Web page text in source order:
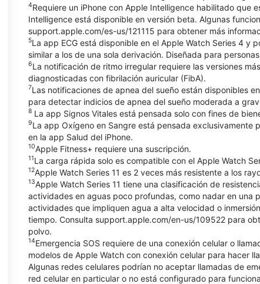
4Requiere un iPhone con Apple Intelligence habilitado que
Intelligence está disponible en versión beta. Algunas
support.apple.com/es-us/121115 para obtener más
5La app ECG está disponible en el Apple Watch Series 4 y
similar a los de una sola derivación. Diseñada para
6La notificación de ritmo irregular requiere las versiones
diagnosticadas con fibrilación auricular (FibA).
7Las notificaciones de apnea del sueño están disponibles
para detectar indicios de apnea del sueño moderada a
8 La app Signos Vitales está pensada solo con fines de
9La app Oxígeno en Sangre está pensada
en la app Salud del iPhone.
10Apple Fitness+ requiere una suscripción.
11La carga rápida solo es compatible con el Apple Watch
12Apple Watch Series 11 es 2 veces más resistente a los
13Apple Watch Series 11 tiene una clasificación de
actividades en aguas poco profundas, como nadar en una
actividades que impliquen agua a alta velocidad o
tiempo. Consulta support.apple.com/en-us/109522 para
polvo.
14Emergencia SOS requiere de una conexión celular o
modelos de Apple Watch con conexión celular para hacer
Algunas redes celulares podrían no aceptar llamadas de
red celular en particular o no está configurado para